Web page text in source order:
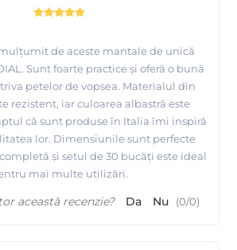
de aceste mantale de unică
Sunt foarte practice și oferă o bună
petelor de vopsea. Materialul din
rezistent, iar culoarea albastră este
că sunt produse în Italia îmi inspiră
lor. Dimensiunile sunt perfecte
și setul de 30 bucăți este ideal
mai multe utilizări.
această recenzie? Da Nu (0/0)